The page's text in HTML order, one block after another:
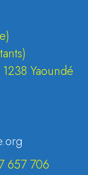
Yaoundé
657 706